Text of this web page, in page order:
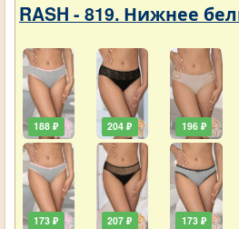
RASH - 819. Нижнее
188 ₽
173 ₽
204 ₽
207 ₽
196 ₽
173 ₽